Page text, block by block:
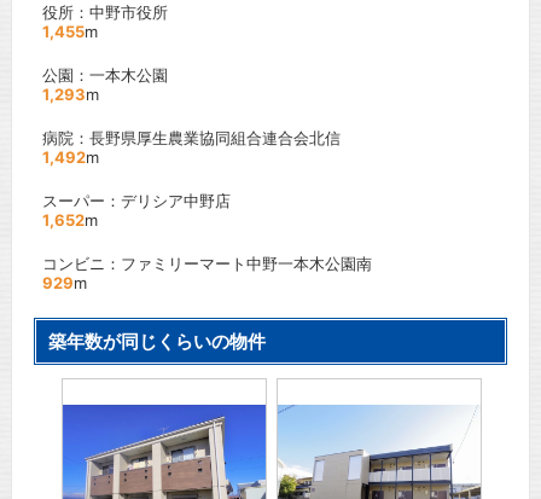
役所：中野市役所
1,455m
公園：一本木公園
1,293m
病院：長野県厚生農業協同組合連合会北信
1,492m
スーパー：デリシア中野店
1,652m
コンビニ：ファミリーマート中野一本木公園南
929m
築年数が同じくらいの物件